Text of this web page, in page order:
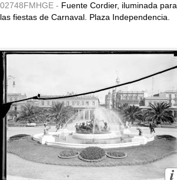
02748FMHGE - Fuente Cordier, iluminada para
las fiestas de Carnaval. Plaza Independencia.